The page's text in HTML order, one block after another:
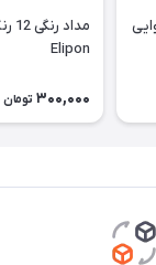
Elipon
300,000 تومان